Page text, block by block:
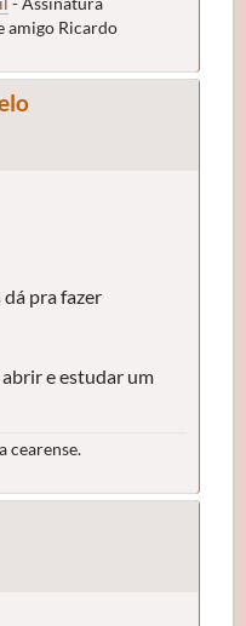
amigo Ricardo
dá pra fazer
e estudar um
cearense.